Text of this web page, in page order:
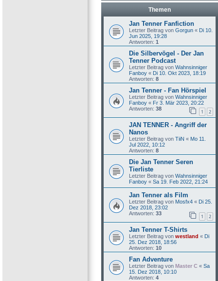
Themen
Jan Tenner Fanfiction
Letzter Beitrag von Gorgun « Di 10.
Jun 2025, 19:28
Antworten: 1
Die Silbervögel - Der Jan
Tenner Podcast
Letzter Beitrag von Wahnsinniger
Fanboy « Di 10. Okt 2023, 18:19
Antworten: 8
Jan Tenner - Fan Hörspiel
Letzter Beitrag von Wahnsinniger
Fanboy « Fr 3. Mär 2023, 20:22
Antworten: 38 1 2
JAN TENNER - Angriff der
Nanos
Letzter Beitrag von TiiN « Mo 11.
Jul 2022, 10:12
Antworten: 8
Die Jan Tenner Seren
Tierliste
Letzter Beitrag von Wahnsinniger
Fanboy « Sa 19. Feb 2022, 21:24
Jan Tenner als Film
Letzter Beitrag von Mosfx4 « Di 25.
Dez 2018, 23:02
Antworten: 33 1 2
Jan Tenner T-Shirts
Letzter Beitrag von westland « Di
25. Dez 2018, 18:56
Antworten: 10
Fan Adventure
Letzter Beitrag von Master C « Sa
15. Dez 2018, 10:10
Antworten: 4